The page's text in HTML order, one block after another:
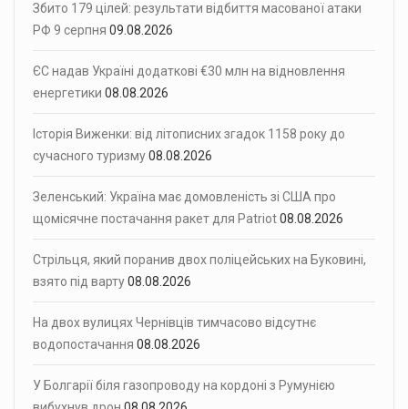
Збито 179 цілей: результати відбиття масованої атаки
РФ 9 серпня 09.08.2026
ЄС надав Україні додаткові €30 млн на відновлення
енергетики 08.08.2026
Історія Виженки: від літописних згадок 1158 року до
сучасного туризму08.08.2026
Зеленський: Україна має домовленість зі США про
щомісячне постачання ракет для Patriot08.08.2026
Стрільця, який поранив двох поліцейських на Буковині,
взято під варту08.08.2026
На двох вулицях Чернівців тимчасово відсутнє
водопостачання 08.08.2026
У Болгарії біля газопроводу на кордоні з Румунією